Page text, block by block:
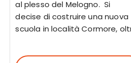
al plesso del Melogno. Si
decise di costruire una nuova
scuola in località Cormore,